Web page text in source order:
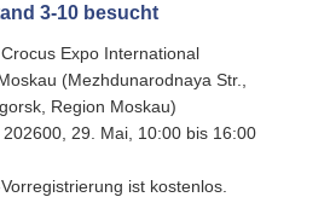
3-10 besucht
Expo International
(Mezhdunarodnaya Str.,
Region Moskau)
29. Mai, 10:00 bis 16:00
ist kostenlos.